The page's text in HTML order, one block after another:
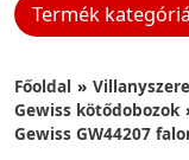
Termék
Főoldal
Gewiss kötődobozok
Gewiss GW44207